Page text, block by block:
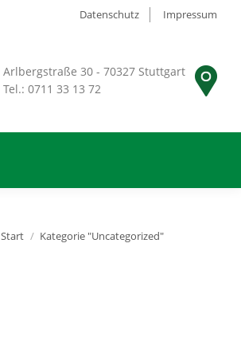
Datenschutz Impressum
Arlbergstraße 30 - 70327 Stuttgart
Tel.: 0711 33 13 72
Sie befinden sich hier:
Start Kategorie "Uncategorized"